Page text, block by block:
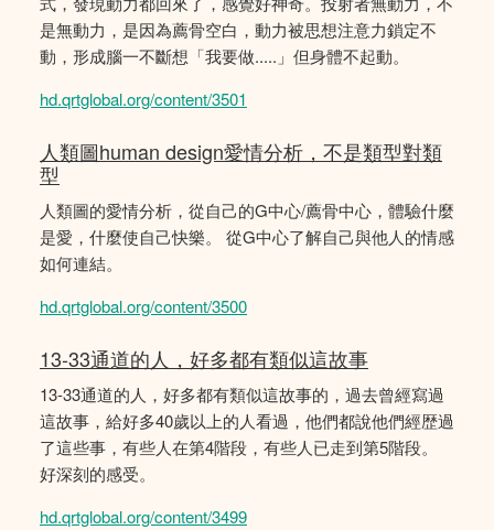
是無動力，是因為薦骨空白，動力被思想注意力鎖定不
動，形成腦一不斷想「我要做.....」但身體不起動。
hd.qrtglobal.org/content/3501
人類圖human design愛情分析，不是類型對類
型
人類圖的愛情分析，從自己的G中心/薦骨中心，體驗什麼
是愛，什麼使自己快樂。 從G中心了解自己與他人的情感
如何連結。
hd.qrtglobal.org/content/3500
13-33通道的人，好多都有類似這故事
13-33通道的人，好多都有類似這故事的，過去曾經寫過
這故事，給好多40歲以上的人看過，他們都說他們經歴過
了這些事，有些人在第4階段，有些人已走到第5階段。
好深刻的感受。
hd.qrtglobal.org/content/3499